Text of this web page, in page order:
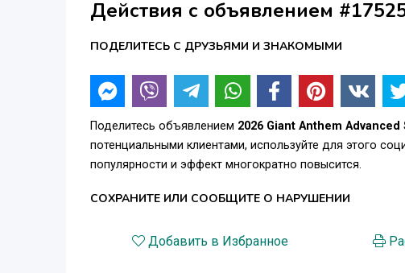
Действия с объявлением
ПОДЕЛИТЕСЬ С ДРУЗЬЯМИ И ЗНАКОМЫМИ
Поделитесь объявлением 2026 Giant Anthem Advanced
потенциальными клиентами, используйте для этого
популярности и эффект многократно повысится.
СОХРАНИТЕ ИЛИ СООБЩИТЕ О НАРУШЕНИИ
Добавить в Избранное